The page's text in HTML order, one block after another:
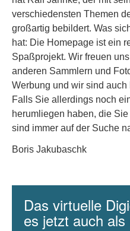
verschiedensten Themen
großartig bebildert. Was
hat: Die Homepage ist ein
Spaßprojekt. Wir freuen
anderen Sammlern und
Werbung und wir sind
Falls Sie allerdings noch
herumliegen haben, die
sind immer auf der Suche
Boris Jakubaschk
Das virtuelle
es jetzt auch